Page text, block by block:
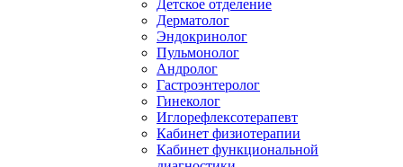
Детское отделение
Дерматолог
Эндокринолог
Пульмонолог
Андролог
Гастроэнтеролог
Гинеколог
Иглорефлексотерапевт
Кабинет физиотерапии
Кабинет функциональной